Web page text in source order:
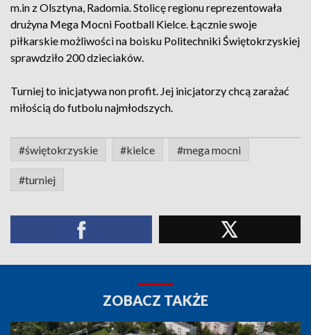
m.in z Olsztyna, Radomia. Stolicę regionu reprezentowała
drużyna Mega Mocni Football Kielce. Łącznie swoje
piłkarskie możliwości na boisku Politechniki Świętokrzyskiej
sprawdziło 200 dzieciaków.
Turniej to inicjatywa non profit. Jej inicjatorzy chcą zarażać
miłością do futbolu najmłodszych.
#świętokrzyskie #kielce #mega mocni
#turniej
ZOBACZ TAKŻE